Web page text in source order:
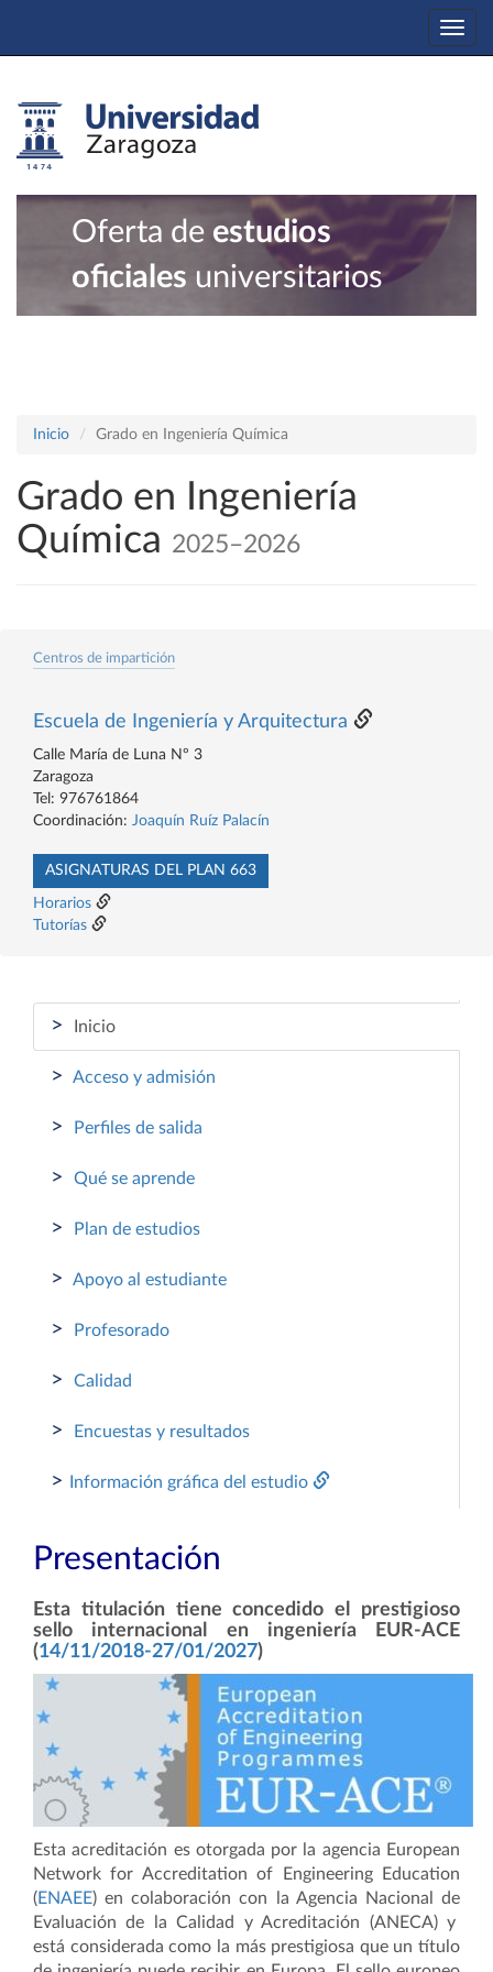
Oferta de estudios
oficiales universitarios
Inicio Grado en Ingeniería Química
Grado en Ingeniería
Química 2025–2026
Centros de impartición
Escuela de Ingeniería y Arquitectura
Calle María de Luna Nº 3
Zaragoza
Tel: 976761864
Coordinación: Joaquín Ruíz Palacín
ASIGNATURAS DEL PLAN 663
Horarios
Tutorías
> Inicio
> Acceso y admisión
> Perfiles de salida
> Qué se aprende
> Plan de estudios
> Apoyo al estudiante
> Profesorado
> Calidad
> Encuestas y resultados
> Información gráfica del estudio
Presentación
Esta titulación tiene concedido el prestigioso
sello internacional en ingeniería EUR-ACE
(14/11/2018-27/01/2027)
Esta acreditación es otorgada por la agencia European
Network for Accreditation of Engineering Education
(ENAEE) en colaboración con la Agencia Nacional de
Evaluación de la Calidad y Acreditación (ANECA) y
está considerada como la más prestigiosa que un título